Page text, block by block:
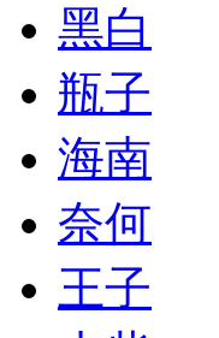
黑白
瓶子
海南
奈何
王子